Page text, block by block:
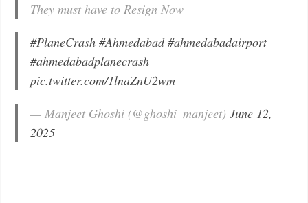
They must have to Resign Now
#PlaneCrash #Ahmedabad #ahmedabadairport
#ahmedabadplanecrash
pic.twitter.com/1lnaZnU2wm
— Manjeet Ghoshi (@ghoshi_manjeet)June 12,
2025